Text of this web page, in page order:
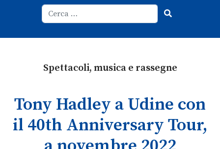
Spettacoli, musica e rassegne
Tony Hadley a Udine con
il 40th Anniversary Tour,